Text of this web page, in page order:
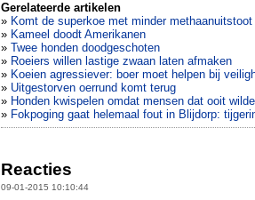
Gerelateerde artikelen
» Komt de superkoe met minder methaanuitstoot
» Kameel doodt Amerikanen
» Twee honden doodgeschoten
» Roeiers willen lastige zwaan laten afmaken
» Koeien agressiever: boer moet helpen bij
» Uitgestorven oerrund komt terug
» Honden kwispelen omdat mensen dat ooit
» Fokpoging gaat helemaal fout in Blijdorp:
Reacties
09-01-2015 10:10:44